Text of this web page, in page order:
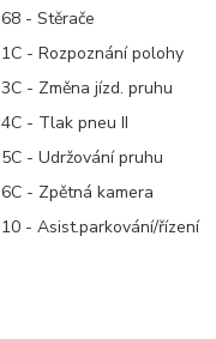
68 - Stěrače
1C - Rozpoznání polohy
3C - Změna jízd. pruhu
4C - Tlak pneu II
5C - Udržování pruhu
6C - Zpětná kamera
10 - Asist.parkování/řízení